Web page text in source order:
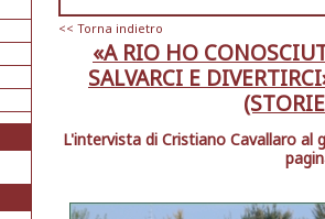
<< Torna indietro
«A RIO HO
SALVARCI E
L'intervista di Cristiano Cavallaro al